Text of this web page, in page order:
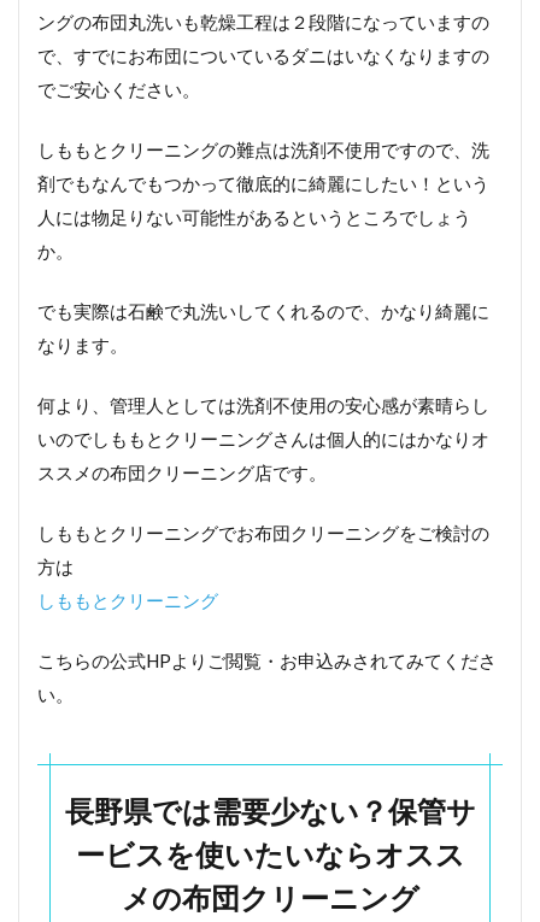
8
長
県
お
す
め
布
ク
ー
ン
グ
総
合
キ
ン
グ
しも
ング
8.2
2位：
ふと
んリ
ングの布団丸洗いも乾燥工程は２段階になっていますの
で、すでにお布団についているダニはいなくなりますの
でご安心ください。
しももとクリーニングの難点は洗剤不使用ですので、洗
剤でもなんでもつかって徹底的に綺麗にしたい！という
人には物足りない可能性があるというところでしょう
か。
でも実際は石鹸で丸洗いしてくれるので、かなり綺麗に
なります。
何より、管理人としては洗剤不使用の安心感が素晴らし
いのでしももとクリーニングさんは個人的にはかなりオ
ススメの布団クリーニング店です。
しももとクリーニングでお布団クリーニングをご検討の
方は
しももとクリーニング
こちらの公式HPよりご閲覧・お申込みされてみてくださ
い。
長野県では需要少ない？保管サ
ービスを使いたいならオスス
メの布団クリーニング